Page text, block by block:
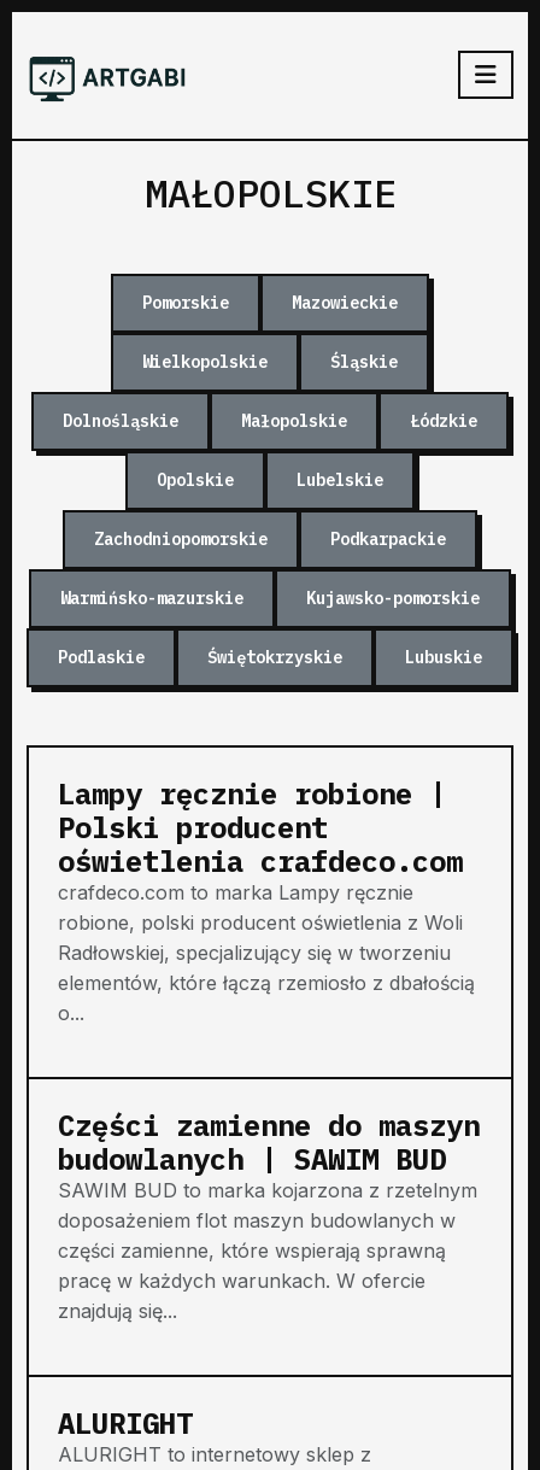
MAŁOPOLSKIE
Pomorskie Mazowieckie
Wielkopolskie Śląskie
Dolnośląskie Małopolskie Łódzkie
Opolskie Lubelskie
Zachodniopomorskie Podkarpackie
Warmińsko-mazurskie Kujawsko-pomorskie
Podlaskie Świętokrzyskie Lubuskie
Lampy ręcznie robione |
Polski producent
oświetlenia crafdeco.com
crafdeco.com to marka Lampy ręcznie
robione, polski producent oświetlenia z Woli
Radłowskiej, specjalizujący się w tworzeniu
elementów, które łączą rzemiosło z dbałością
o...
Części zamienne do maszyn
budowlanych | SAWIM BUD
SAWIM BUD to marka kojarzona z rzetelnym
doposażeniem flot maszyn budowlanych w
części zamienne, które wspierają sprawną
pracę w każdych warunkach. W ofercie
znajdują się...
ALURIGHT
ALURIGHT to internetowy sklep z